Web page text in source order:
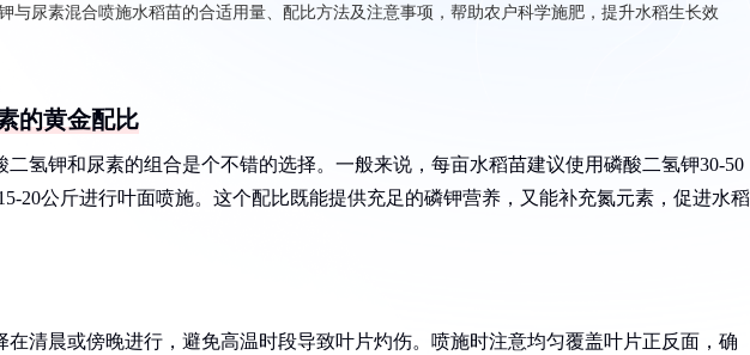
与尿素混合喷施水稻苗的合适用量、配比方法及注意事项，帮助农户科学施肥，提升水稻生长效
的黄金配比
氢钾和尿素的组合是个不错的选择。一般来说，每亩水稻苗建议使用磷酸二氢钾30-50
20公斤进行叶面喷施。这个配比既能提供充足的磷钾营养，又能补充氮元素，促进水稻
在清晨或傍晚进行，避免高温时段导致叶片灼伤。喷施时注意均匀覆盖叶片正反面，确